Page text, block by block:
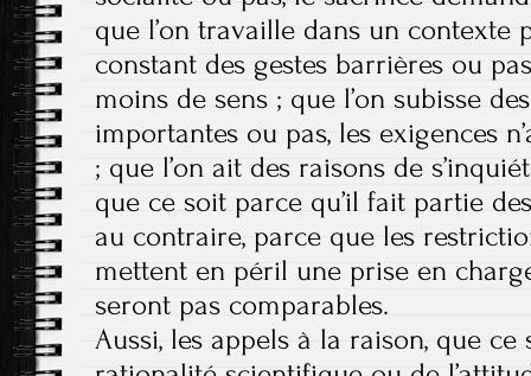
que l’on travaille dans un contexte
constant des gestes barrières ou
moins de sens ; que l’on subisse
importantes ou pas, les exigences
; que l’on ait des raisons de
que ce soit parce qu’il fait partie
au contraire, parce que les
mettent en péril une prise en
seront pas comparables.
Aussi, les appels à la raison, que